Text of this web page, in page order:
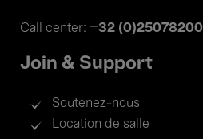
Call center: +32 (0)25078200
Join & Support
Soutenez-nous
Location de salle